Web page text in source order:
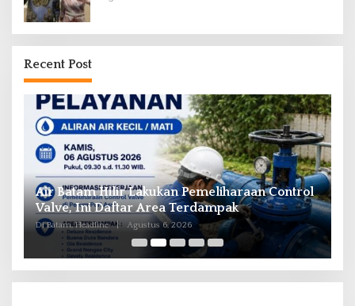
Recent Post
Air Batam Hilir Lakukan Pemeliharaan Control
Valve, Ini Daftar Area Terdampak
Di Batam, Headline | Agustus 6, 2026